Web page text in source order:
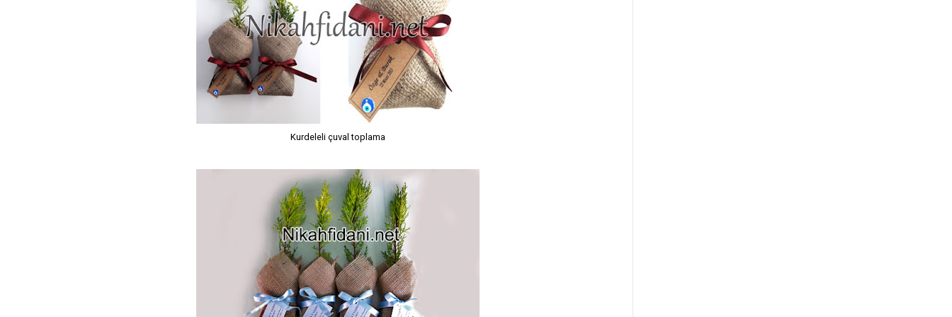
Kurdeleli çuval toplama